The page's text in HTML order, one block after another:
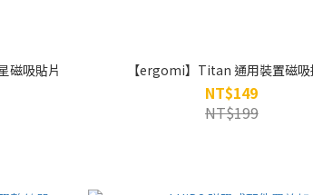
磁吸貼片 【ergomi】Titan 通用裝置磁吸
NT$149
NT$199